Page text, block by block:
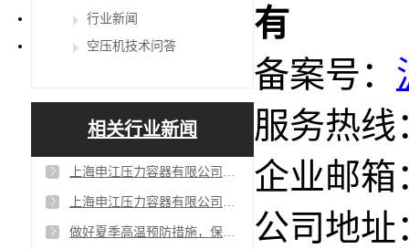
行业新闻
空压机技术问答
相关行业新闻
上海申江压力容器有限公司在苏州有维修部吗？
上海申江压力容器有限公司与百年申江是一家公司吗?
做好夏季高温预防措施，保证空压机平稳度夏
有
备案号：
服务热线
企业邮箱
公司地址